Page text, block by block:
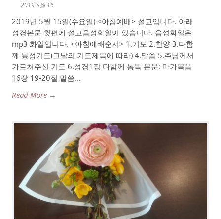
2019 5월 16
2019년 5월 15일(수요일) <아침예배> 설교입니다. 아래
성경본문 윗편에 설교음성화일이 있습니다. 음성화일은
mp3 화일입니다. <아침예배순서> 1.기도 2.찬양 3.다함
께 통성기도(그날의 기도제목에 따라) 4.말씀 5.주님께서
가르쳐주신 기도 6.성경1장 다함께 통독 본문: 마가복음
16장 19-20절 말씀...
Read More →